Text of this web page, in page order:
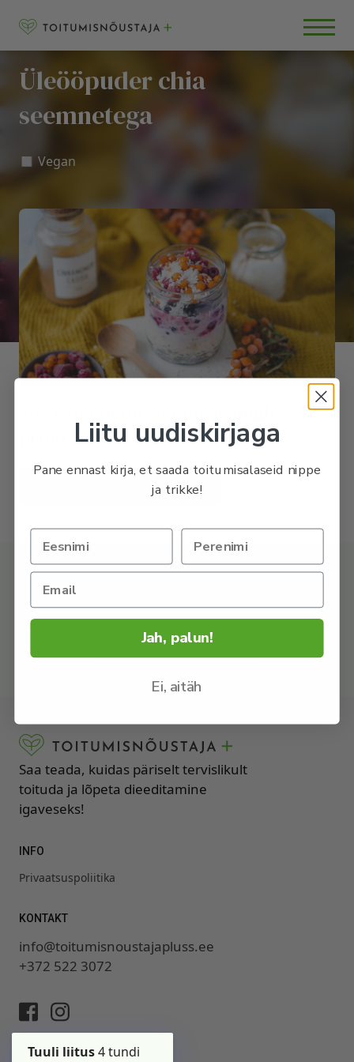
Tuuli liitus4 tundi
BLOGI
KKK
Üleööpuder chia
seemnetega
◻️ Vegan
programmiga liitunutele.
LIITU PROGRAMMIGA
OSTA retseptikogumik, kust leiad 50+ tervislikku ja
imemaitsvat retsepti.
Saa teada, kuidas päriselt tervislikult
toituda ja lõpeta dieeditamine
igaveseks!
INFO
Privaatsuspoliitika
KONTAKT
info@toitumisnoustajapluss.ee
+372 522 3072
Liitu uudiskirjaga
Pane ennast kirja, et saada toitumisalaseid nippe
ja trikke!
Jah, palun!
Ei, aitäh